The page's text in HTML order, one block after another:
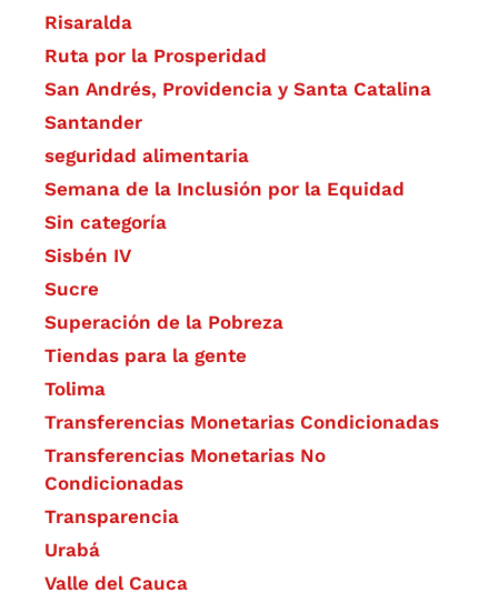
Risaralda
Ruta por la Prosperidad
San Andrés, Providencia y Santa Catalina
Santander
seguridad alimentaria
Semana de la Inclusión por la Equidad
Sin categoría
Sisbén IV
Sucre
Superación de la Pobreza
Tiendas para la gente
Tolima
Transferencias Monetarias Condicionadas
Transferencias Monetarias No
Condicionadas
Transparencia
Urabá
Valle del Cauca